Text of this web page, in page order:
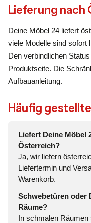
Lieferung nach
Deine Möbel 24 liefert
viele Modelle sind sofort
Den verbindlichen
Produktseite. Die
Aufbauanleitung.
Häufig
Liefert Deine Möbel
Österreich?
Ja, wir liefern
Liefertermin und
Warenkorb.
Schwebetüren oder
Räume?
In schmalen